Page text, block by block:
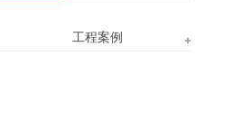
工程案例